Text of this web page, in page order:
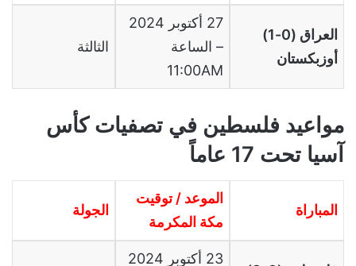
العراق (0-1)
أوزبكستان
27 أكتوبر 2024
– الساعة
11:00AM
الثالثة
مواعيد فلسطين في تصفيات كأس
آسيا تحت 17 عاماً
المباراة
الموعد / توقيت
مكة المكرمة
الجولة
23 أكتوبر 2024